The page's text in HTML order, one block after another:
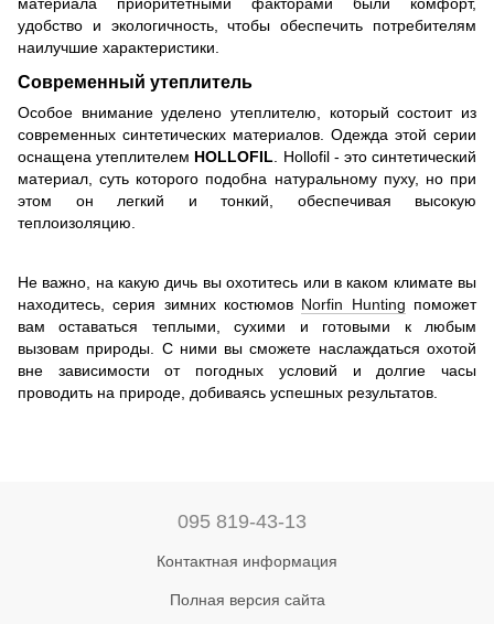
материала приоритетными факторами были комфорт,
удобство и экологичность, чтобы обеспечить потребителям
наилучшие характеристики.
Современный утеплитель
Особое внимание уделено утеплителю, который состоит из
современных синтетических материалов. Одежда этой серии
оснащена утеплителем HOLLOFIL . Hollofil - это синтетический
материал, суть которого подобна натуральному пуху, но при
этом он легкий и тонкий, обеспечивая высокую
теплоизоляцию.
Не важно, на какую дичь вы охотитесь или в каком климате вы
находитесь, серия зимних костюмов Norfin Hunting поможет
вам оставаться теплыми, сухими и готовыми к любым
вызовам природы. С ними вы сможете наслаждаться охотой
вне зависимости от погодных условий и долгие часы
проводить на природе, добиваясь успешных результатов.
095 819-43-13
Контактная информация
Полная версия сайта